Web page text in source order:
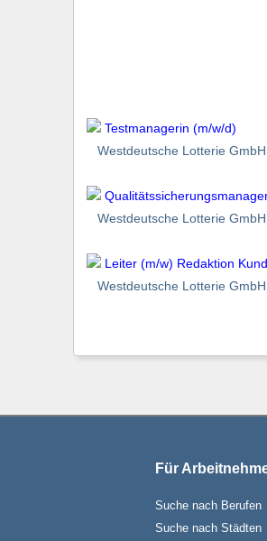
Testmanagerin (m/w/d)
Westdeutsche Lotterie
Westdeutsche Lotterie
Leiter (m/w) Redaktion
Westdeutsche Lotterie
Für
Suche nach Berufen
Suche nach Städten